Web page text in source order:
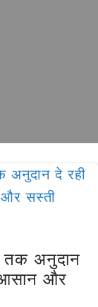
तक अनुदान
आसान और